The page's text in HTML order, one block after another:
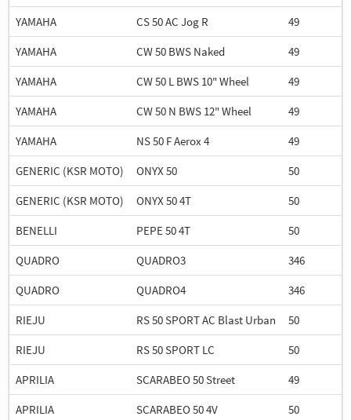
YAMAHA
CS 50 AC Jog R
49
YAMAHA
CW 50 BWS Naked
49
YAMAHA
CW 50 L BWS 10" Wheel
49
YAMAHA
CW 50 N BWS 12" Wheel
49
YAMAHA
NS 50 F Aerox 4
49
GENERIC (KSR MOTO)
ONYX 50
50
GENERIC (KSR MOTO)
ONYX 50 4T
50
BENELLI
PEPE 50 4T
50
QUADRO
QUADRO3
346
QUADRO
QUADRO4
346
RIEJU
RS 50 SPORT AC Blast Urban
50
RIEJU
RS 50 SPORT LC
50
APRILIA
SCARABEO 50 Street
49
APRILIA
SCARABEO 50 4V 50